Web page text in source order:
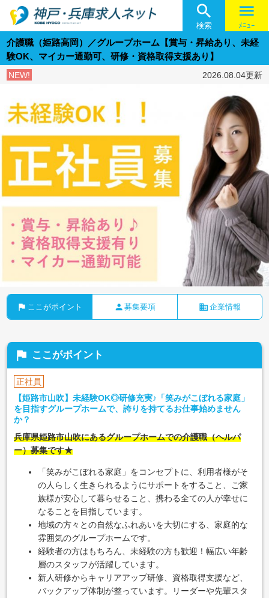

検索
menu
ﾒﾆｭｰ
介護職（姫路高岡）／グループホーム【賞与・昇給あり、未経
験OK、マイカー通勤可、研修・資格取得支援あり】
NEW! 2026.08.04更新
flag ここがポイント person 募集要項 business 企業情報
flag ここがポイント
正社員
【姫路市山吹】未経験OK◎研修充実♪「笑みがこぼれる家庭」
を目指すグループホームで、誇りを持てるお仕事始めません
か？
兵庫県姫路市山吹にあるグループホームでの介護職（ヘルパ
ー）募集です★
「笑みがこぼれる家庭」をコンセプトに、利用者様がそ
の人らしく生きられるようにサポートをすること、ご家
族様が安心して暮らせること、携わる全ての人が幸せに
なることを目指しています。
地域の方々との自然なふれあいを大切にする、家庭的な
雰囲気のグループホームです。
経験者の方はもちろん、未経験の方も歓迎！幅広い年齢
層のスタッフが活躍しています。
新人研修からキャリアアップ研修、資格取得支援など、
バックアップ体制が整っています。リーダーや先輩スタ